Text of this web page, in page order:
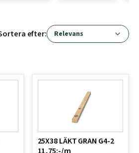
efter:
25X38 LÄKT GRAN G4-2